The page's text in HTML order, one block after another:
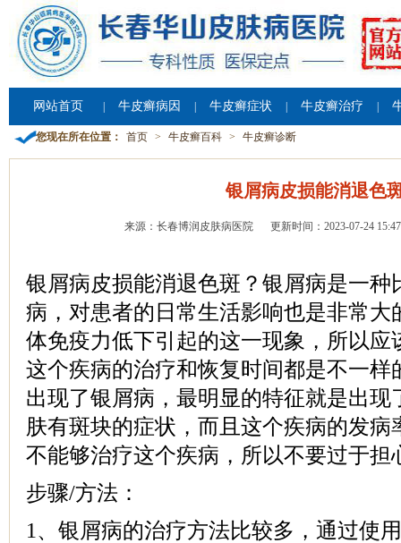
网站首页 牛皮癣病因 牛皮癣症状 牛皮癣治疗
您现在所在位置： 首页 > 牛皮癣百科 > 牛皮癣诊断
银屑病皮损能消退色
来源：长春博润皮肤病医院 更新时间：2023-07-24
银屑病皮损能消退色斑？银屑病是一种
病，对患者的日常生活影响也是非常大
体免疫力低下引起的这一现象，所以应
这个疾病的治疗和恢复时间都是不一样
出现了银屑病，最明显的特征就是出现
肤有斑块的症状，而且这个疾病的发病
不能够治疗这个疾病，所以不要过于担
步骤/方法：
1、银屑病的治疗方法比较多，通过使